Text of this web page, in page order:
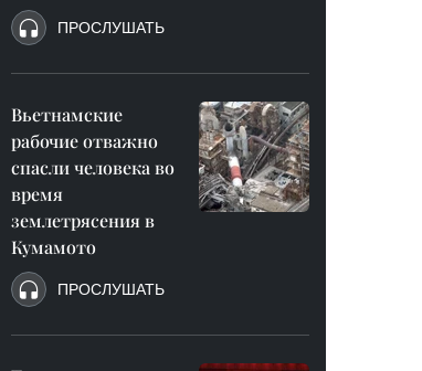
ПРОСЛУШАТЬ
Вьетнамские
рабочие отважно
спасли человека во
время
землетрясения в
Кумамото
ПРОСЛУШАТЬ